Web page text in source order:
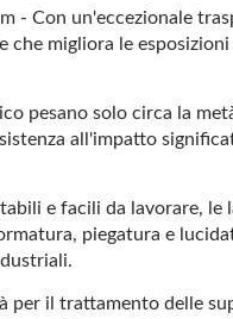
- Con un'eccezionale
migliora le
pesano solo circa la
all'impatto
e facili da lavorare,
piegatura e
per il trattamento delle
In Acrilico